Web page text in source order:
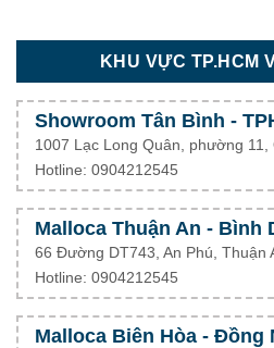
KHU VỰC TP.HCM
Showroom Tân Bình -
1007 Lạc Long Quân, phường 11,
Hotline: 0904212545
Malloca Thuận An - Bình
66 Đường DT743, An Phú, Thuận
Hotline: 0904212545
Malloca Biên Hòa - Đồng